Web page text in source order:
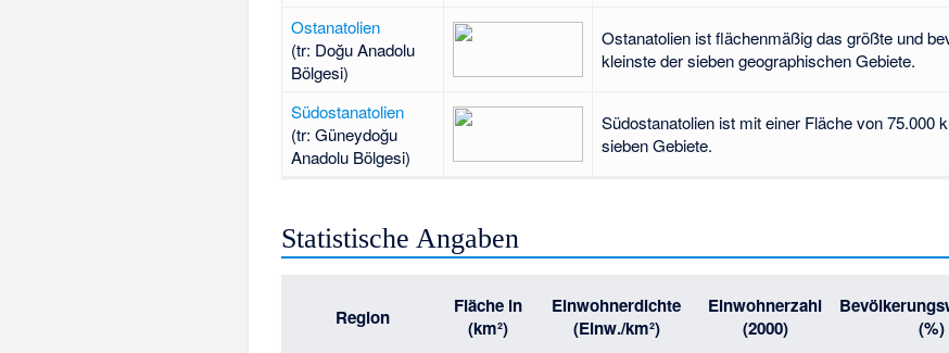
Ostanatolien
(tr: Doğu Anadolu
Bölgesi)
Ostanatolien ist flächenmäßig das größte und
kleinste der sieben geographischen Gebiete.
Südostanatolien
(tr: Güneydoğu
Anadolu Bölgesi)
Südostanatolien ist mit einer Fläche von 75.000
sieben Gebiete.
Statistische Angaben
Region
Fläche in
(km²)
Einwohnerdichte
(Einw./km²)
Einwohnerzahl
(2000)
(%)